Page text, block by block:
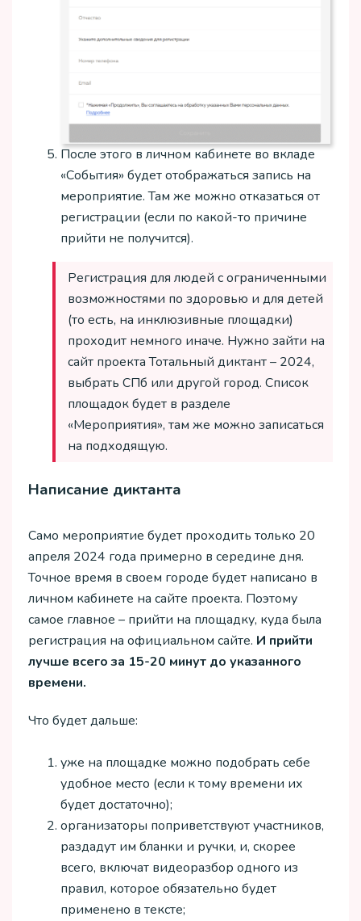
После этого в личном кабинете во вкладе
«События» будет отображаться запись на
мероприятие. Там же можно отказаться от
регистрации (если по какой-то причине
прийти не получится).
Регистрация для людей с ограниченными
возможностями по здоровью и для детей
(то есть, на инклюзивные площадки)
проходит немного иначе. Нужно зайти на
сайт проекта Тотальный диктант – 2024,
выбрать СПб или другой город. Список
площадок будет в разделе
«Мероприятия», там же можно записаться
на подходящую.
Написание диктанта
Само мероприятие будет проходить только 20
апреля 2024 года примерно в середине дня.
Точное время в своем городе будет написано в
личном кабинете на сайте проекта. Поэтому
самое главное – прийти на площадку, куда была
регистрация на официальном сайте. И прийти
лучше всего за 15-20 минут до указанного
времени.
Что будет дальше:
уже на площадке можно подобрать себе
удобное место (если к тому времени их
будет достаточно);
организаторы поприветствуют участников,
раздадут им бланки и ручки, и, скорее
всего, включат видеоразбор одного из
правил, которое обязательно будет
применено в тексте;